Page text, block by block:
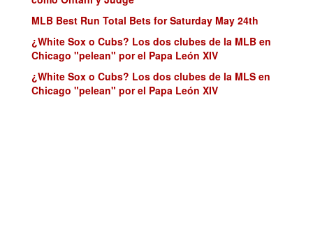
MLB Best Run Total Bets for Saturday May 24th
¿White Sox o Cubs? Los dos clubes de la MLB en
Chicago "pelean" por el Papa León XIV
¿White Sox o Cubs? Los dos clubes de la MLS en
Chicago "pelean" por el Papa León XIV